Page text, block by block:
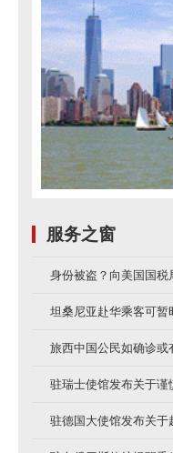
从婚前协议到保密
进入“风控时代”。
一份婚前协议，守
于：
另一边，却在最难
服务之窗
身份被盗？向美国国
坦桑尼亚赴华乘客可
旅西中国公民如确诊或
驻瑞士使馆发布关于谨
驻德国大使馆发布关于